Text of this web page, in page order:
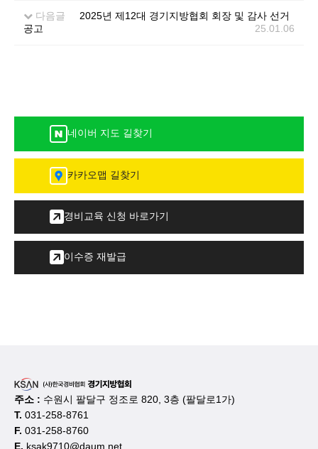
다음글
2025년 제12대 경기지방협회 회장 및 감사 선거
공고
25.01.06
네이버 지도 길찾기
카카오맵 길찾기
경비교육 신청 바로가기
이수증 재발급
주소 : 수원시 팔달구 정조로 820, 3층 (팔달로1가)
T. 031-258-8761
F. 031-258-8760
E. ksak9710@daum.net